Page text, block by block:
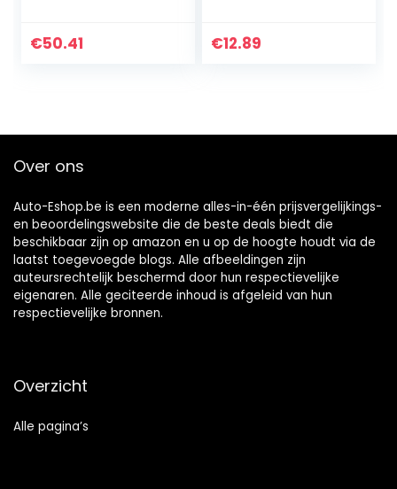
eenheidsmaat
€50.41 €12.89
Over ons
Auto-Eshop.be is een moderne alles-in-één prijsvergelijkings-
en beoordelingswebsite die de beste deals biedt die
beschikbaar zijn op amazon en u op de hoogte houdt via de
laatst toegevoegde blogs. Alle afbeeldingen zijn
auteursrechtelijk beschermd door hun respectievelijke
eigenaren. Alle geciteerde inhoud is afgeleid van hun
respectievelijke bronnen.
Overzicht
Alle pagina’s